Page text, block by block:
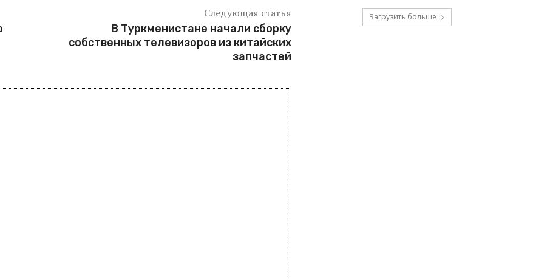
Следующая статья
В Туркменистане начали сборку
собственных телевизоров из китайских
запчастей
Загрузить больше